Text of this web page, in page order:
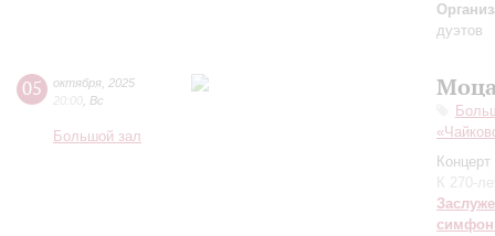
дуэтов
05 октября 2025
20:00 Вс
Большой зал
К 270-